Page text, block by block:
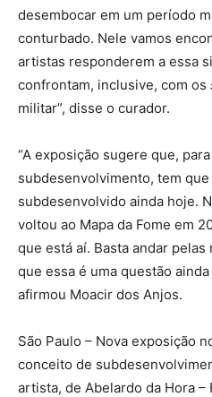
desembocar em um período
conturbado. Nele vamos
artistas responderem a essa
confrontam, inclusive, com os
militar”, disse o curador.
“A exposição sugere que,
subdesenvolvimento, tem
subdesenvolvido ainda hoje.
voltou ao Mapa da Fome em
que está aí. Basta andar
que essa é uma questão
afirmou Moacir dos Anjos.
São Paulo – Nova exposição
conceito de
artista, de Abelardo da Hora –